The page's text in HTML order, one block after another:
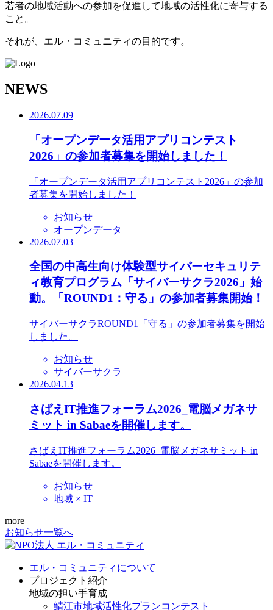
若者の地域活動への参加を促進して地域の活性化に寄与する
こと。
それが、エル・コミュニティの目的です。
NEWS
2026.07.09
「オープンデータ活用アプリコンテスト
2026」の参加者募集を開始しました！
「オープンデータ活用アプリコンテスト2026」の参加
者募集を開始しました！
お知らせ
オープンデータ
2026.07.03
全国の中高生向け体験型サイバーセキュリテ
ィ教育プログラム「サイバーサクラ2026」始
動。「ROUND1：守る」の参加者募集開始！
サイバーサクラROUND1「守る」の参加者募集を開始
しました。
お知らせ
サイバーサクラ
2026.04.13
さばえIT推進フォーラム2026_電脳メガネサ
ミット in Sabaeを開催します。
さばえIT推進フォーラム2026_電脳メガネサミット in
Sabaeを開催します。
お知らせ
地域 × IT
more
お知らせ一覧へ
エル・コミュニティについて
プロジェクト紹介
地域の担い手育成
鯖江市地域活性化プランコンテスト